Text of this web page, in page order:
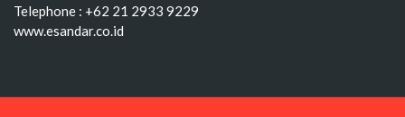
Telephone : +62 21 2933 9229
www.esandar.co.id